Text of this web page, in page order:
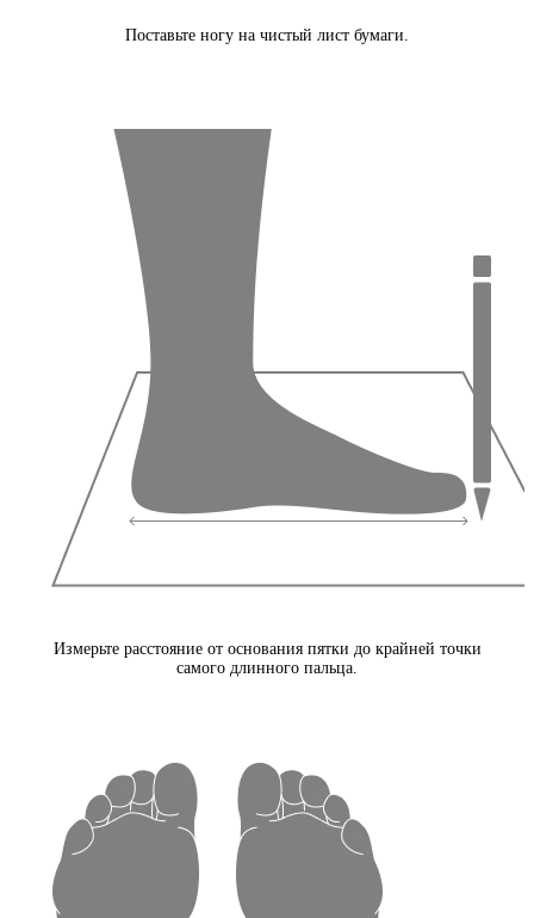
Поставьте ногу на чистый лист бумаги.
Измерьте расстояние от основания пятки до крайней точки
самого длинного пальца.